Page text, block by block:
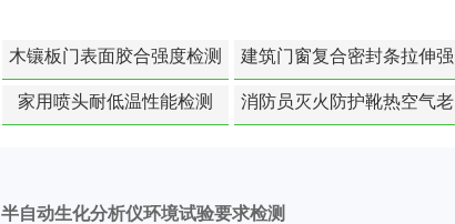
木镶板门表面胶合强度检测
建筑门窗复合密封条拉伸强
度-硬质塑料材料检测
家用喷头耐低温性能检测
消防员灭火防护靴热空气老
半自动生化分析仪环境试验要求检测